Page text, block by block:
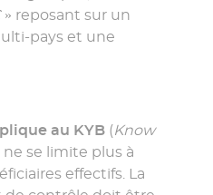
» reposant sur un
pays et une
au KYB (Know
ne se limite plus à
effectifs. La